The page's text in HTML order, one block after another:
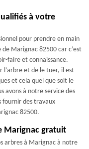
à votre
pour prendre en main
de Marignac 82500 car c’est
faire et connaissance.
l’arbre et de le tuer, il est
et cela quel que soit le
avons à notre service des
fournir des travaux
82500.
Marignac gratuit
arbres à Marignac à notre